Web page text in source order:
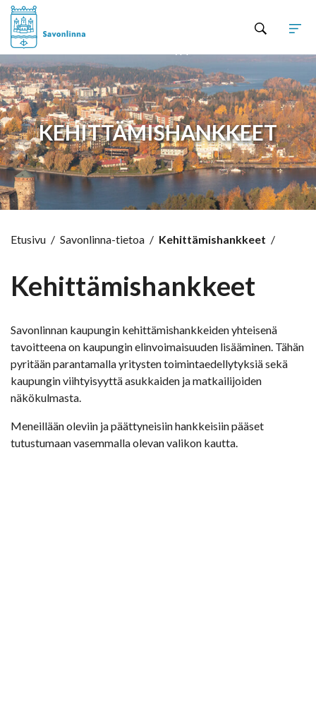
KEHITTÄMISHANKKEET
Etusivu / Savonlinna-tietoa / Kehittämishankkeet /
Kehittämishankkeet
Savonlinnan kaupungin kehittämishankkeiden yhteisenä
tavoitteena on kaupungin elinvoimaisuuden lisääminen. Tähän
pyritään parantamalla yritysten toimintaedellytyksiä sekä
kaupungin viihtyisyyttä asukkaiden ja matkailijoiden
näkökulmasta.
Meneillään oleviin ja päättyneisiin hankkeisiin pääset
tutustumaan vasemmalla olevan valikon kautta.